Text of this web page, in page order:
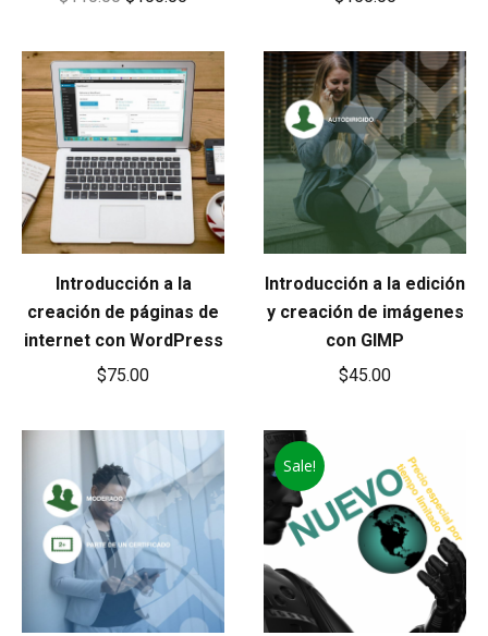
was:
$110.00.
is:
$100.00.
Introducción a la
creación de páginas de
internet con WordPress
$75.00
Introducción a la edición
y creación de imágenes
con GIMP
$45.00
Sale!